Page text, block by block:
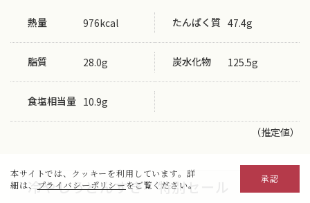
本サイトでは、クッキーを利用しています。詳
細は、 プライバシーポリシーをご覧ください。 承認
熱量 976kcal たんぱく質 47.4g
脂質 28.0g 炭水化物 125.5g
食塩相当量 10.9g
（推定値）
冷やしうどんすき 特別セール